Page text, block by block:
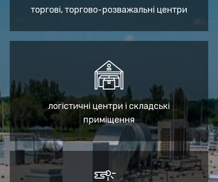
торгові, торгово-розважальні центри
логістичні центри і складські
приміщення